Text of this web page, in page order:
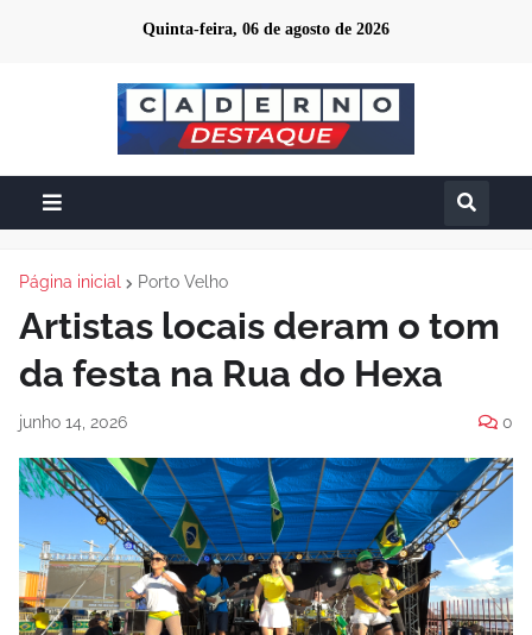
Quinta-feira, 06 de agosto de 2026
Página inicial Porto Velho
Artistas locais deram o tom
da festa na Rua do Hexa
junho 14, 2026 0